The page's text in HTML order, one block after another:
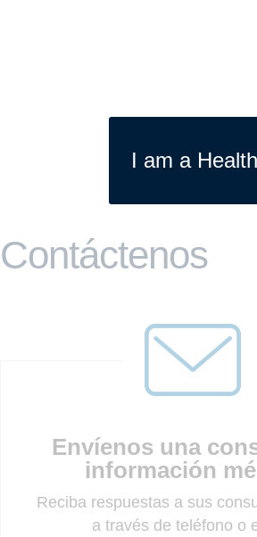
I am a
Contáctenos
Envíenos una
información
Reciba respuestas a sus
a través de teléfono o